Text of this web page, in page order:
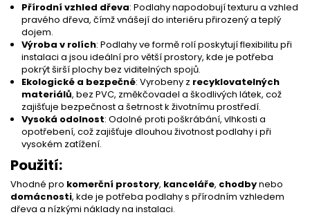
Přírodní vzhled dřeva: Podlahy napodobují texturu a vzhled
pravého dřeva, čímž vnášejí do interiéru přirozený a teplý
dojem.
Výroba v rolích: Podlahy ve formě rolí poskytují flexibilitu při
instalaci a jsou ideální pro větší prostory, kde je potřeba
pokrýt širší plochy bez viditelných spojů.
Ekologické a bezpečné: Vyrobeny z recyklovatelných
materiálů, bez PVC, změkčovadel a škodlivých látek, což
zajišťuje bezpečnost a šetrnost k životnímu prostředí.
Vysoká odolnost: Odolné proti poškrábání, vlhkosti a
opotřebení, což zajišťuje dlouhou životnost podlahy i při
vysokém zatížení.
Použití:
Vhodné pro komerční prostory, kanceláře, chodbynebo
domácnosti, kde je potřeba podlahy s přírodním vzhledem
dřeva a nízkými náklady na instalaci.